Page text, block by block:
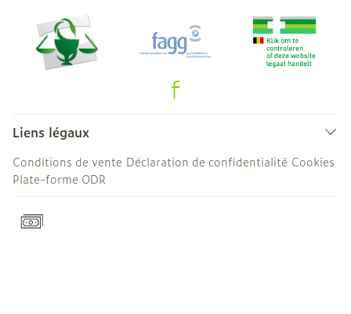
Liens légaux
Conditions de vente Déclaration de confidentialité Cookies
Plate-forme ODR